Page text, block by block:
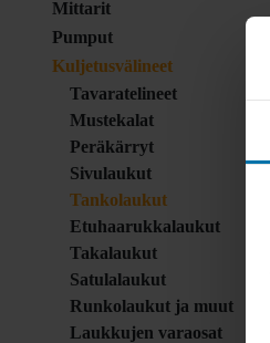
Mittarit
Pumput
Kuljetusvälineet
Tavaratelineet
Mustekalat
Peräkärryt
Sivulaukut
Tankolaukut
Etuhaarukkalaukut
Takalaukut
Satulalaukut
Runkolaukut ja muut
Laukkujen varaosat